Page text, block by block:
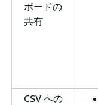
ボードの
共有
CSV への